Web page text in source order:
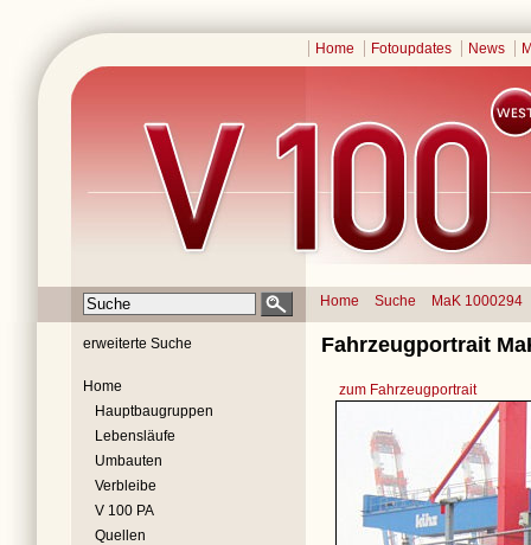
Home Fotoupdates News
Home Suche MaK 1000294
erweiterte Suche
Home
Hauptbaugruppen
Lebensläufe
Umbauten
Verbleibe
V 100 PA
Quellen
Fahrzeugportrait
zum Fahrzeugportrait